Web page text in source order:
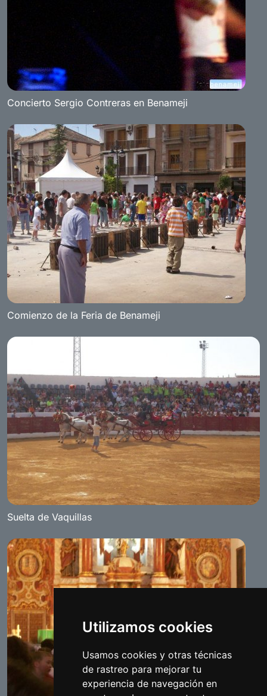
Utilizamos cookies
Usamos cookies y otras técnicas
de rastreo para mejorar tu
experiencia de navegación en
Concierto Sergio Contreras en Benameji
Comienzo de la Feria de Benameji
Suelta de Vaquillas